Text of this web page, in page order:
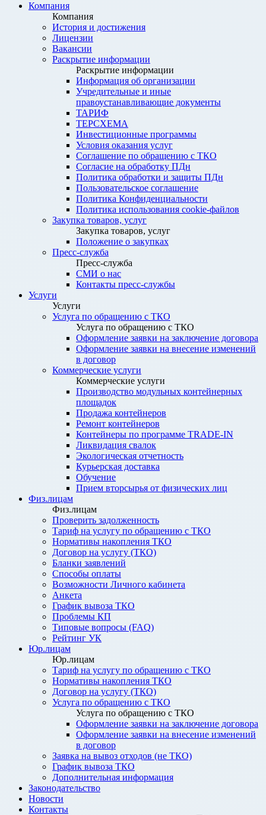
Компания
Компания
История и достижения
Лицензии
Вакансии
Раскрытие информации
Раскрытие информации
Информация об организации
Учредительные и иные
правоустанавливающие документы
ТАРИФ
ТЕРСХЕМА
Инвестиционные программы
Условия оказания услуг
Соглашение по обращению с ТКО
Согласие на обработку ПДн
Политика обработки и защиты ПДн
Пользовательское соглашение
Политика Конфиденциальности
Политика использования cookie-файлов
Закупка товаров, услуг
Закупка товаров, услуг
Положение о закупках
Пресс-служба
Пресс-служба
СМИ о нас
Контакты пресс-службы
Услуги
Услуги
Услуга по обращению с ТКО
Услуга по обращению с ТКО
Оформление заявки на заключение договора
Оформление заявки на внесение изменений
в договор
Коммерческие услуги
Коммерческие услуги
Производство модульных контейнерных
площадок
Продажа контейнеров
Ремонт контейнеров
Контейнеры по программе TRADE-IN
Ликвидация свалок
Экологическая отчетность
Курьерская доставка
Обучение
Прием вторсырья от физических лиц
Физ.лицам
Физ.лицам
Проверить задолженность
Тариф на услугу по обращению с ТКО
Нормативы накопления ТКО
Договор на услугу (ТКО)
Бланки заявлений
Способы оплаты
Возможности Личного кабинета
Анкета
График вывоза ТКО
Проблемы КП
Типовые вопросы (FAQ)
Рейтинг УК
Юр.лицам
Юр.лицам
Тариф на услугу по обращению с ТКО
Нормативы накопления ТКО
Договор на услугу (ТКО)
Услуга по обращению с ТКО
Услуга по обращению с ТКО
Оформление заявки на заключение договора
Оформление заявки на внесение изменений
в договор
Заявка на вывоз отходов (не ТКО)
График вывоза ТКО
Дополнительная информация
Законодательство
Новости
Контакты